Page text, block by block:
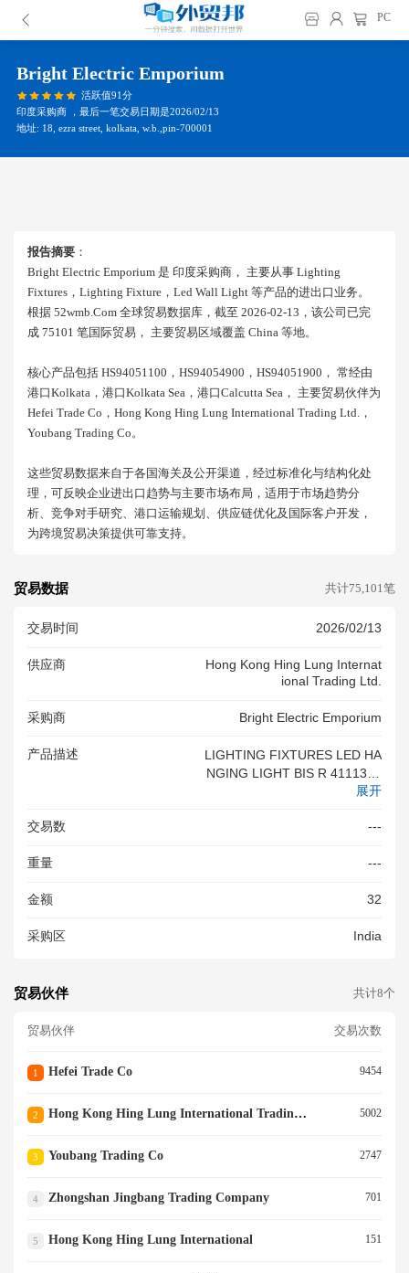
PC
Bright Electric Emporium
活跃值91分
印度采购商 ，最后一笔交易日期是2026/02/13
地址: 18, ezra street, kolkata, w.b.,pin-700001
报告摘要 ：
Bright Electric Emporium 是 印度采购商， 主要从事 Lighting
Fixtures，lighting Fixture，led Wall Light 等产品的进出口业务。
根据 52wmb.com 全球贸易数据库，截至 2026-02-13，该公司已完
成 75101 笔国际贸易， 主要贸易区域覆盖 China 等地。
核心产品包括 HS94051100，HS94054900，HS94051900， 常经由
港口kolkata，港口kolkata Sea，港口calcutta Sea， 主要贸易伙伴为
Hefei Trade Co，hong Kong Hing Lung International Trading Ltd.，
Youbang Trading Co。
这些贸易数据来自于各国海关及公开渠道，经过标准化与结构化处
理，可反映企业进出口趋势与主要市场布局，适用于市场趋势分
析、竞争对手研究、港口运输规划、供应链优化及国际客户开发，
为跨境贸易决策提供可靠支持。
贸易数据 共计75,101笔
交易时间 2026/02/13
供应商
Hong Kong Hing Lung Internat
Ional Trading Ltd.
采购商 Bright Electric Emporium
产品描述
LIGHTING FIXTURES LED HA
NGING LIGHT BIS R 4111383
2 R 41049930 JY309 12ARMS
展开
交易数 ---
重量 ---
金额 32
采购区 India
贸易伙伴 共计8个
贸易伙伴 交易次数
1 Hefei Trade Co 9454
2 Hong Kong Hing Lung International Trading Ltd. 5002
3 Youbang Trading Co 2747
4 Zhongshan Jingbang Trading Company 701
5 Hong Kong Hing Lung International 151